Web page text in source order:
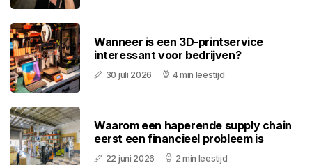
Wanneer is een 3D-printservice
interessant voor bedrijven?
30 juli 2026 4 min leestijd
Waarom een haperende supply chain
eerst een financieel probleem is
22 juni 2026 2 min leestijd